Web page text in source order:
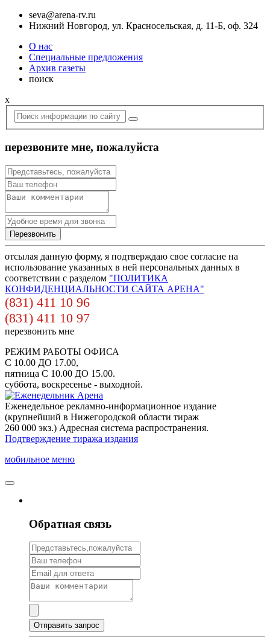
seva@arena-rv.ru
Нижний Новгород, ул. Красносельская, д. 11-Б, оф. 324
О нас
Специальные предложения
Архив газеты
поиск
x
перезвоните мне, пожалуйста
отсылая данную форму, я подтверждаю свое согласие на
использование указанных в ней персональных данных в
соответствии с разделом "ПОЛИТИКА
КОНФИДЕНЦИАЛЬНОСТИ САЙТА АРЕНА"
(831) 411 10 96
(831) 411 10 97
перезвонить мне
РЕЖИМ РАБОТЫ ОФИСА
С 10.00 ДО 17.00,
пятница С 10.00 ДО 15.00.
суббота, воскресенье - выходной.
Еженедельное рекламно-информационное издание
(крупнейший в Нижегородской области тираж
260 000 экз.) Адресная система распространения.
Подтверждение тиража издания
мобильное меню
Обратная связь